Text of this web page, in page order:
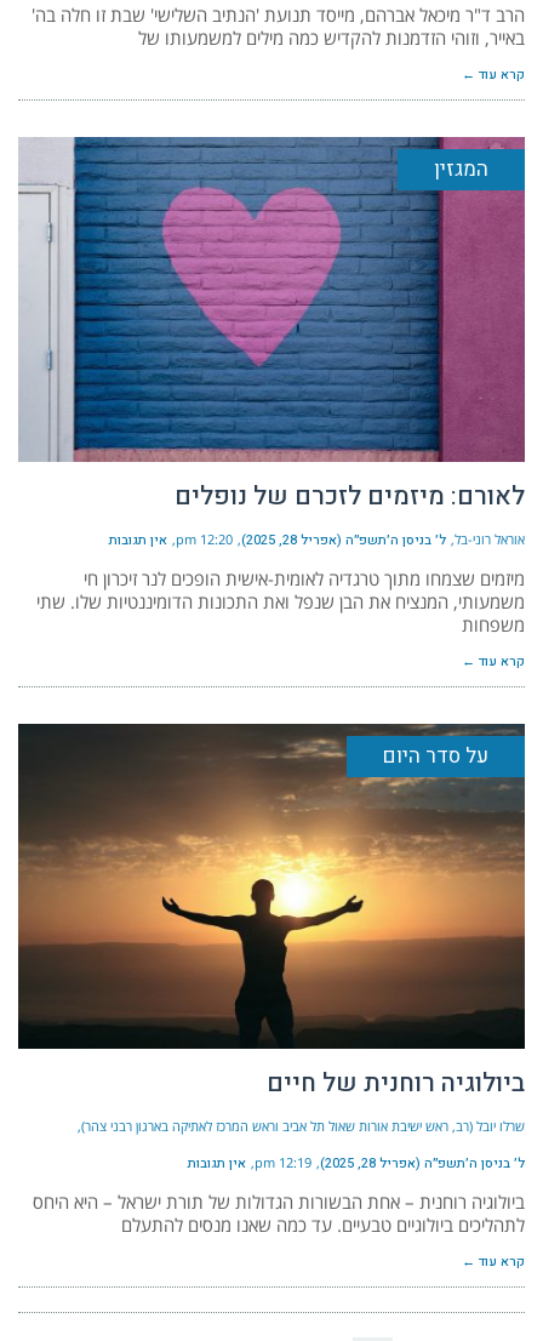
הרב ד"ר מיכאל אברהם, מייסד תנועת 'הנתיב השלישי' שבת זו חלה בה'
באייר, וזוהי הזדמנות להקדיש כמה מילים למשמעותו של
קרא עוד ←
המגזין
לאורם: מיזמים לזכרם של נופלים
אוראל רוני-בל ל׳ בניסן ה׳תשפ״ה (אפריל 28, 2025) 12:20 pm אין תגובות
מיזמים שצמחו מתוך טרגדיה לאומית-אישית הופכים לנר זיכרון חי
משמעותי, המנציח את הבן שנפל ואת התכונות הדומיננטיות שלו. שתי
משפחות
קרא עוד ←
על סדר היום
ביולוגיה רוחנית של חיים
שרלו יובל (רב, ראש ישיבת אורות שאול תל אביב וראש המרכז לאתיקה בארגון רבני צהר)
ל׳ בניסן ה׳תשפ״ה (אפריל 28, 2025) 12:19 pm אין תגובות
ביולוגיה רוחנית – אחת הבשורות הגדולות של תורת ישראל – היא היחס
לתהליכים ביולוגיים טבעיים. עד כמה שאנו מנסים להתעלם
קרא עוד ←